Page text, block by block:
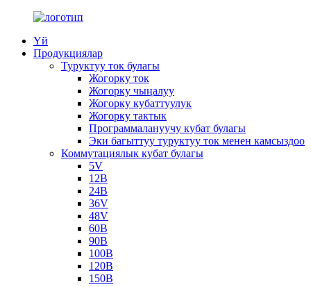
Үй
Продукциялар
Туруктуу ток булагы
Жогорку ток
Жогорку чыңалуу
Жогорку кубаттуулук
Жогорку тактык
Программалануучу кубат булагы
Эки багыттуу туруктуу ток менен камсыздоо
Коммутациялык кубат булагы
5V
12В
24В
36V
48V
60В
90В
100В
120В
150В